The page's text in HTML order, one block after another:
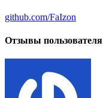
github.com/FaIzon
Отзывы пользователя